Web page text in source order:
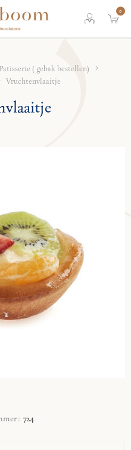
0
Patisserie ( gebak bestellen)
Vruchtenvlaaitje
724